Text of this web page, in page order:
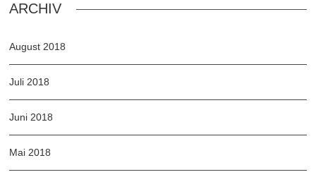
ARCHIV
August 2018
Juli 2018
Juni 2018
Mai 2018